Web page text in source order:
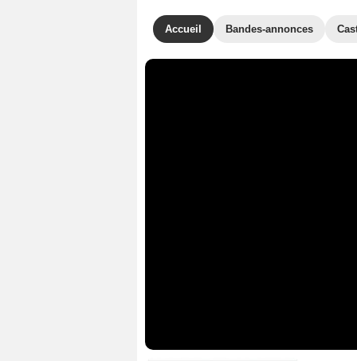
Accueil Bandes-annonces